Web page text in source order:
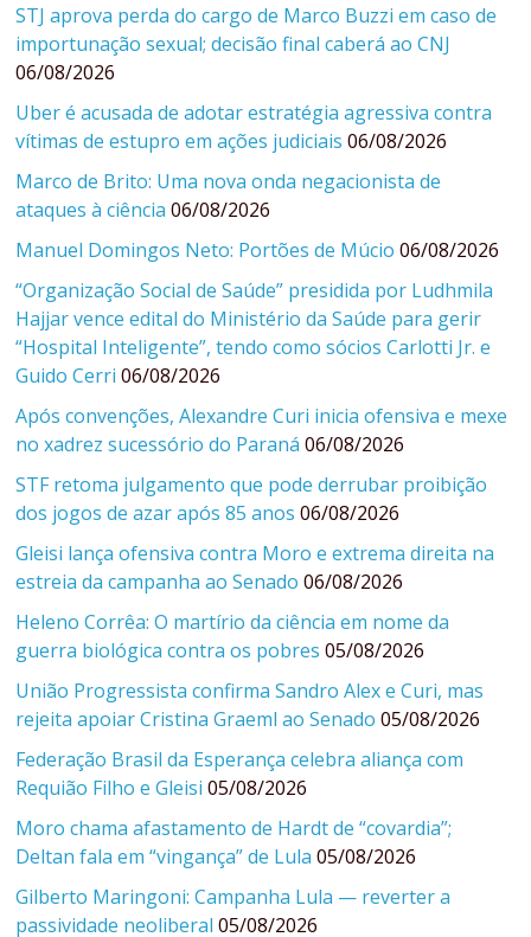
STJ aprova perda do cargo de Marco Buzzi em caso de
importunação sexual; decisão final caberá ao CNJ
06/08/2026
Uber é acusada de adotar estratégia agressiva contra
vítimas de estupro em ações judiciais 06/08/2026
Marco de Brito: Uma nova onda negacionista de
ataques à ciência 06/08/2026
Manuel Domingos Neto: Portões de Múcio 06/08/2026
“Organização Social de Saúde” presidida por Ludhmila
Hajjar vence edital do Ministério da Saúde para gerir
“Hospital Inteligente”, tendo como sócios Carlotti Jr. e
Guido Cerri 06/08/2026
Após convenções, Alexandre Curi inicia ofensiva e mexe
no xadrez sucessório do Paraná 06/08/2026
STF retoma julgamento que pode derrubar proibição
dos jogos de azar após 85 anos 06/08/2026
Gleisi lança ofensiva contra Moro e extrema direita na
estreia da campanha ao Senado 06/08/2026
Heleno Corrêa: O martírio da ciência em nome da
guerra biológica contra os pobres 05/08/2026
União Progressista confirma Sandro Alex e Curi, mas
rejeita apoiar Cristina Graeml ao Senado 05/08/2026
Federação Brasil da Esperança celebra aliança com
Requião Filho e Gleisi 05/08/2026
Moro chama afastamento de Hardt de “covardia”;
Deltan fala em “vingança” de Lula 05/08/2026
Gilberto Maringoni: Campanha Lula — reverter a
passividade neoliberal 05/08/2026